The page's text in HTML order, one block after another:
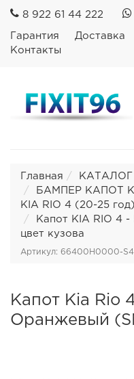
8 922 61 44 222
Гарантия Доставка
Контакты
Главная
КАТАЛОГ
БАМПЕР КАПОТ
KIA RIO 4 (20-25 год)
Капот KIA RIO 4
цвет кузова
Артикул: 66400H0000-
Капот Kia Rio
Оранжевый